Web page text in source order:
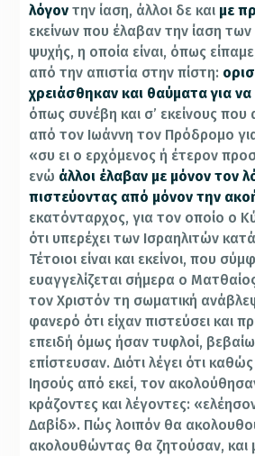
λόγον την ίαση, άλλοι δε και με
εκείνων που έλαβαν την ίαση
ψυχής, η οποία είναι, όπως
από την απιστία στην πίστη:
χρειάσθηκαν και θαύματα για
όπως συνέβη και σ’ εκείνους
από τον Ιωάννη τον Πρόδρομο
«συ ει ο ερχόμενος ή έτερον
ενώ άλλοι έλαβαν με μόνον τον
πιστεύοντας από μόνον την
εκατόνταρχος, για τον οποίο ο
ότι υπερέχει των Ισραηλιτών
Τέτοιοι είναι και εκείνοι, που
ευαγγελίζεται σήμερα ο
τον Χριστόν τη σωματική
φανερό ότι είχαν πιστεύσει και
επειδή όμως ήσαν τυφλοί,
επίστευσαν. Διότι λέγει ότι
Ιησούς από εκεί, τον
κράζοντες και λέγοντες:
Δαβίδ». Πώς λοιπόν θα
ακολουθώντας θα ζητούσαν, και